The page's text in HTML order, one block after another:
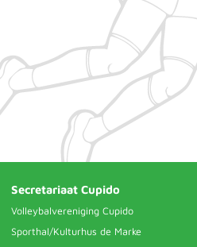
Secretariaat Cupido
Volleybalvereniging Cupido
Sporthal/Kulturhus de Marke